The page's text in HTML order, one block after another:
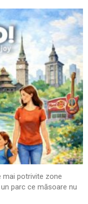
mai potrivite zone
parc ce măsoare nu